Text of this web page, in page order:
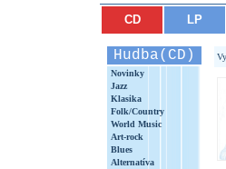
CD LP
Hudba(CD)
Novinky
Jazz
Klasika
Folk/Country
World Music
Art-rock
Blues
Alternatíva